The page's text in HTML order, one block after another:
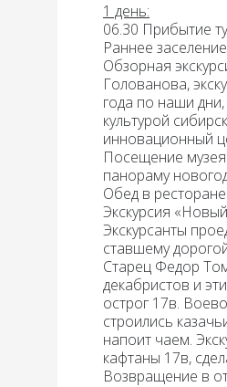
1 день:
06.30 Прибытие
Раннее
Обзорная
Голованова,
года по наши
культурой
инновационный
Посещение
панораму
Обед в ресторане.
Экскурсия
Экскурсанты
ставшему
Старец Федор
декабристов и
острог 17в.
строились
напоит чаем.
кафтаны 17в,
Возвращение в